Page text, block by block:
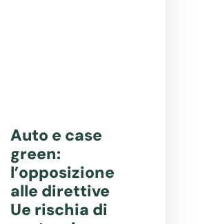
Auto e case
green:
l’opposizione
alle direttive
Ue rischia di